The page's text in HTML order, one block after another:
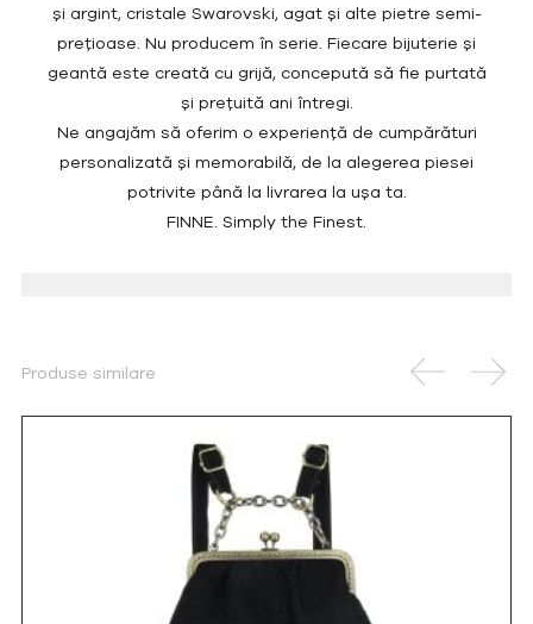
și argint, cristale Swarovski, agat și alte pietre semi-
prețioase. Nu producem în serie. Fiecare bijuterie și
geantă este creată cu grijă, concepută să fie purtată
și prețuită ani întregi.
Ne angajăm să oferim o experiență de cumpărături
personalizată și memorabilă, de la alegerea piesei
potrivite până la livrarea la ușa ta.
FINNE. Simply the Finest.
Produse similare